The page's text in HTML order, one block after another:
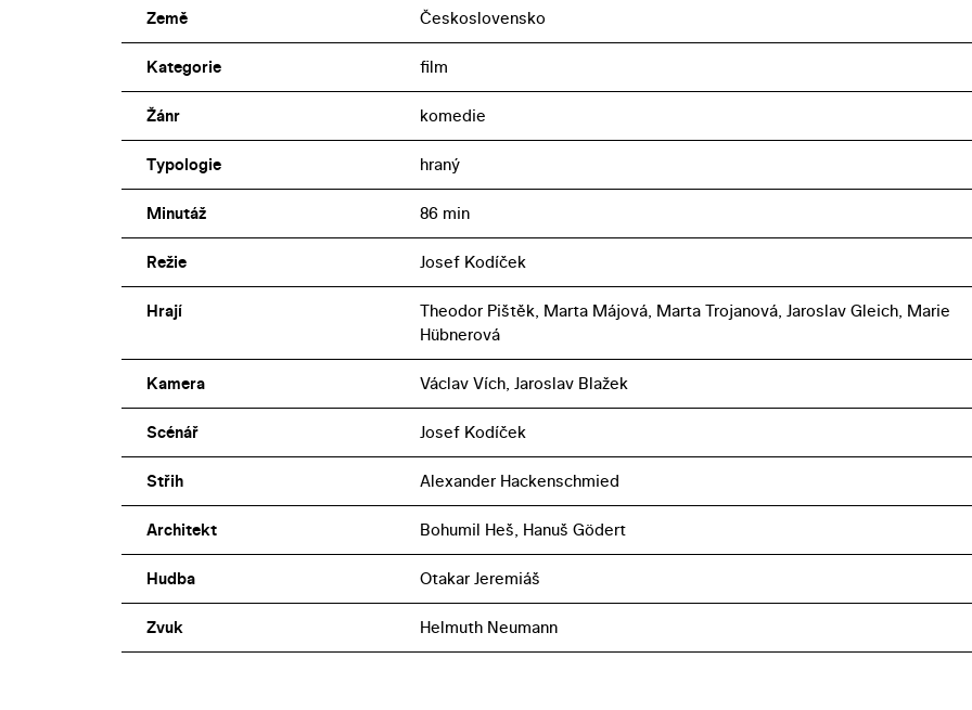
Země Československo
Kategorie film
Žánr komedie
Typologie hraný
Minutáž 86 min
Režie Josef Kodíček
Hrají
Theodor Pištěk, Marta Májová, Marta Trojanová, Jaroslav Gleich, Marie
Hübnerová
Kamera Václav Vích, Jaroslav Blažek
Scénář Josef Kodíček
Střih Alexander Hackenschmied
Architekt Bohumil Heš, Hanuš Gödert
Hudba Otakar Jeremiáš
Zvuk Helmuth Neumann